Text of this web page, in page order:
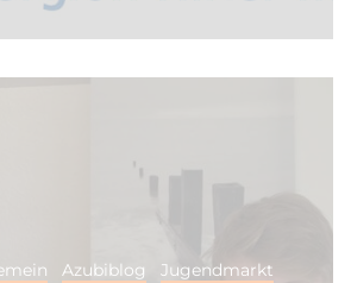
Azubiblog Jugendmarkt